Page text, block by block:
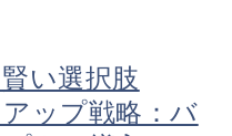
い選択肢
ップ戦略：バ